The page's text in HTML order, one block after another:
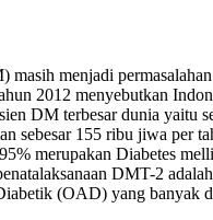
masih menjadi
2012 menyebutkan
DM terbesar dunia yaitu
sebesar 155 ribu jiwa per
merupakan Diabetes
DMT-2
(OAD) yang banyak